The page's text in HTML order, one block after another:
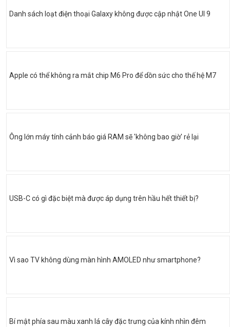
Danh sách loạt điện thoại Galaxy không được cập nhật One UI 9
Apple có thể không ra mắt chip M6 Pro để dồn sức cho thế hệ M7
Ông lớn máy tính cảnh báo giá RAM sẽ 'không bao giờ' rẻ lại
USB-C có gì đặc biệt mà được áp dụng trên hầu hết thiết bị?
Vì sao TV không dùng màn hình AMOLED như smartphone?
Bí mật phía sau màu xanh lá cây đặc trưng của kính nhìn đêm